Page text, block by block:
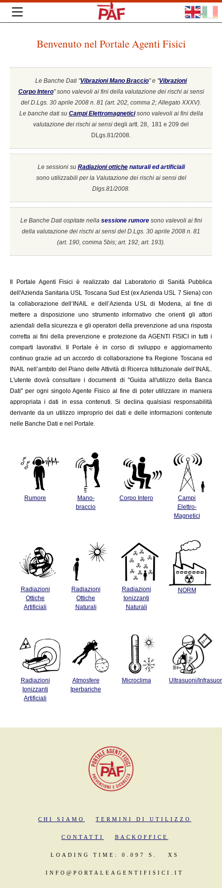
Benvenuto nel Portale Agenti Fisici
Le Banche Dati "Vibrazioni Mano Braccio" e "Vibrazioni
Corpo Intero"sono valevoli ai fini della valutazione dei rischi ai sensi
del D.Lgs. 30 aprile 2008 n. 81 (art. 202, comma 2; Allegato XXXV).
Le banche dati su Campi Elettromagneticisono valevoli ai fini della
valutazione dei rischi ai sensi degli artt. 28, 181 e 209 del
DLgs.81/2008.
Le sessioni su Radiazioni ottiche naturali ed artificiali
sono utilizzabili per la Valutazione dei rischi ai sensi del
Dlgs.81/2008.
Le Banche Dati ospitate nella sessione rumore sono valevoli ai fini
della valutazione dei rischi ai sensi del D.Lgs. 30 aprile 2008 n. 81
(art. 190, comma 5bis; art. 192, art. 193).
Portale Agenti Fisici è realizzato dal Laboratorio di Sanità Pubblica
dell'Azienda Sanitaria USL Toscana Sud Est (ex Azienda USL 7 Siena) con
la collaborazione dell’INAIL e dell’Azienda USL di Modena, al fine di
mettere a disposizione uno strumento informativo che orienti gli attori
aziendali della sicurezza e gli operatori della prevenzione ad una risposta
corretta ai fini della prevenzione e protezione da AGENTI FISICI in tutti i
comparti lavorativi. Il Portale è in corso di sviluppo e aggiornamento
continuo grazie ad un accordo di collaborazione fra Regione Toscana ed
INAIL nell’ambito del Piano delle Attività di Ricerca Istituzionale dell’INAIL.
L'utente dovrà consultare i documenti di "Guida all'utilizzo della Banca
Dati" per ogni singolo Agente Fisico al fine di poter utilizzare in maniera
appropriata i dati in essa contenuti. Si declina qualsiasi responsabilità
derivante da un utilizzo improprio dei dati e delle informazioni contenute
nelle Banche Dati e nel Portale.
Rumore
Mano-
braccio
Corpo Intero
Campi
Elettro-
Magnetici
Radiazioni
Ottiche
Artificiali
Radiazioni
Ottiche
Naturali
Radiazioni
Ionizzanti
Naturali
NORM
Radiazioni
Ionizzanti
Artificiali
Atmosfere
Iperbariche
Microclima Ultrasuoni/
CHI SIAMO TERMINI DI UTILIZZO
CONTATTI BACKOFFICE
LOADING TIME: 0.097 S. XS
INFO@PORTALEAGENTIFISICI.IT